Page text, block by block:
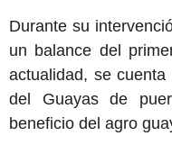
Durante su
un balance del
actualidad, se
del Guayas de
beneficio del agro